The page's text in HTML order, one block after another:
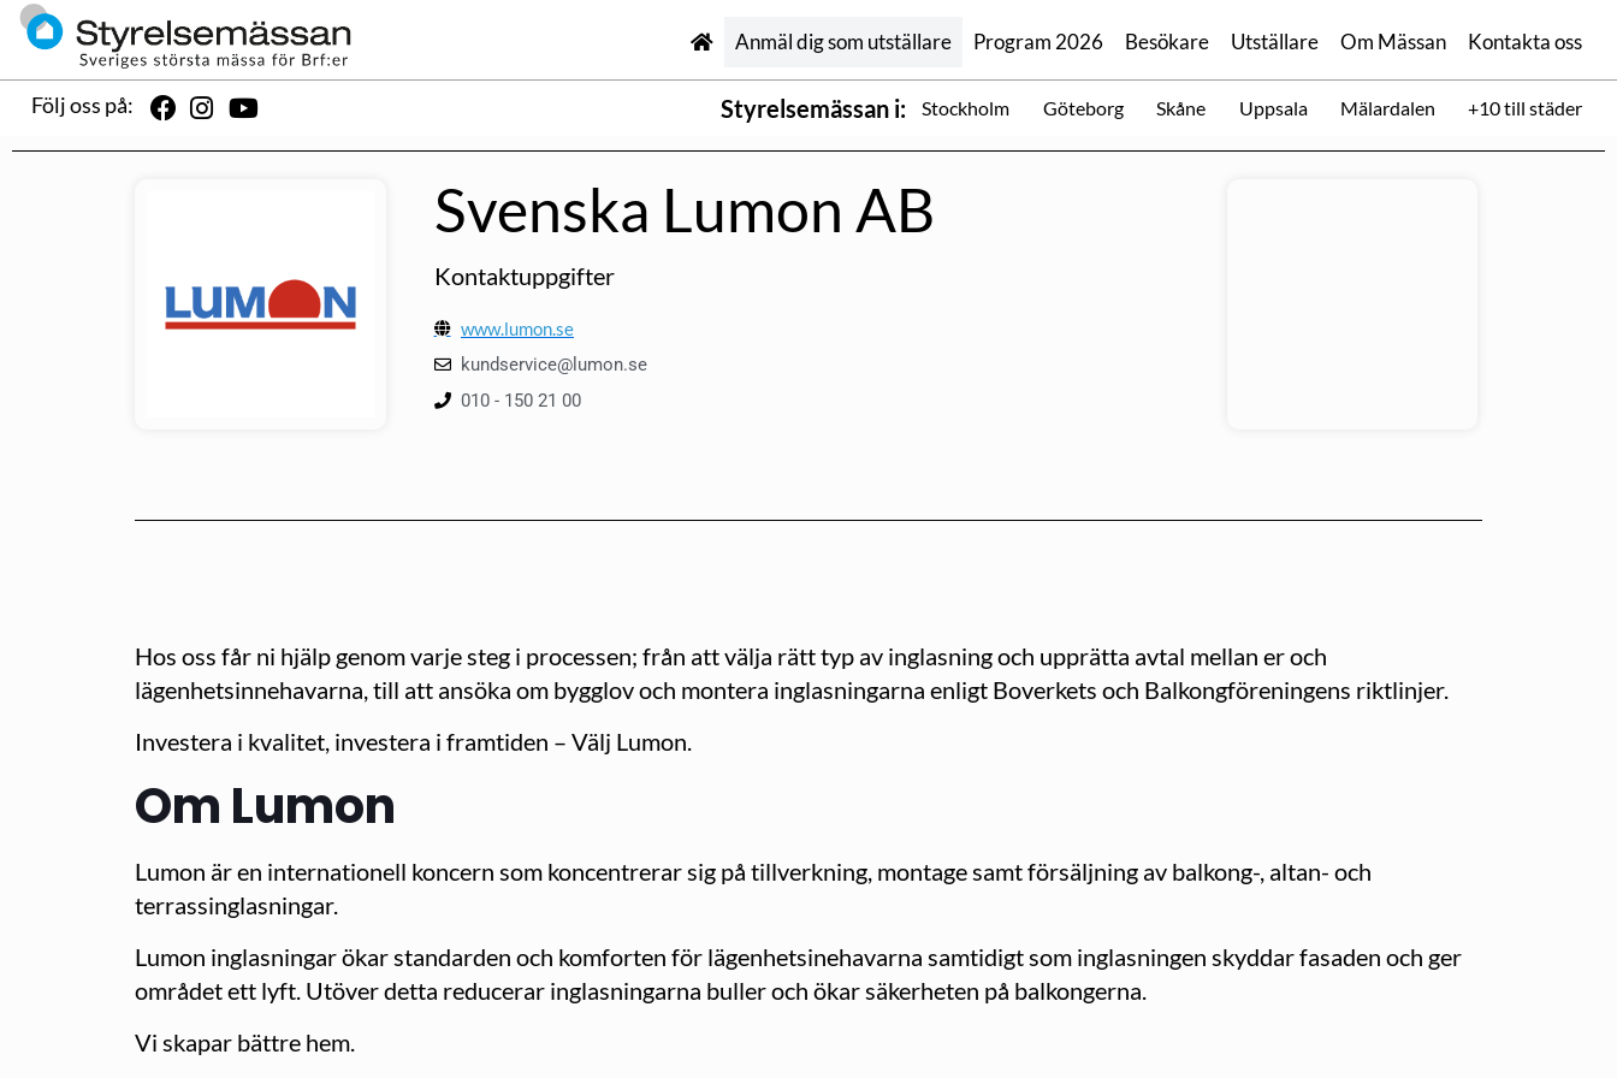
Anmäl dig som utställare Program 2026 Besökare Utställare Om Mässan Kontakta oss
Följ oss på: Styrelsemässan i: Stockholm Göteborg Skåne Uppsala Mälardalen +10 till städer
Svenska Lumon AB
Kontaktuppgifter
www.lumon.se
kundservice@lumon.se
010 - 150 21 00
Hos oss får ni hjälp genom varje steg i processen; från att välja rätt typ av inglasning och upprätta avtal mellan er och
lägenhetsinnehavarna, till att ansöka om bygglov och montera inglasningarna enligt Boverkets och Balkongföreningens riktlinjer.
Investera i kvalitet, investera i framtiden – Välj Lumon.
Om Lumon
Lumon är en internationell koncern som koncentrerar sig på tillverkning, montage samt försäljning av balkong-, altan- och
terrassinglasningar.
Lumon inglasningar ökar standarden och komforten för lägenhetsinehavarna samtidigt som inglasningen skyddar fasaden och ger
området ett lyft. Utöver detta reducerar inglasningarna buller och ökar säkerheten på balkongerna.
Vi skapar bättre hem.